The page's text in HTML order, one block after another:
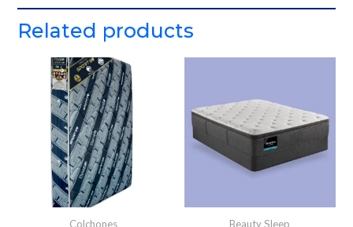
Related products
Colchones Beauty Sleep